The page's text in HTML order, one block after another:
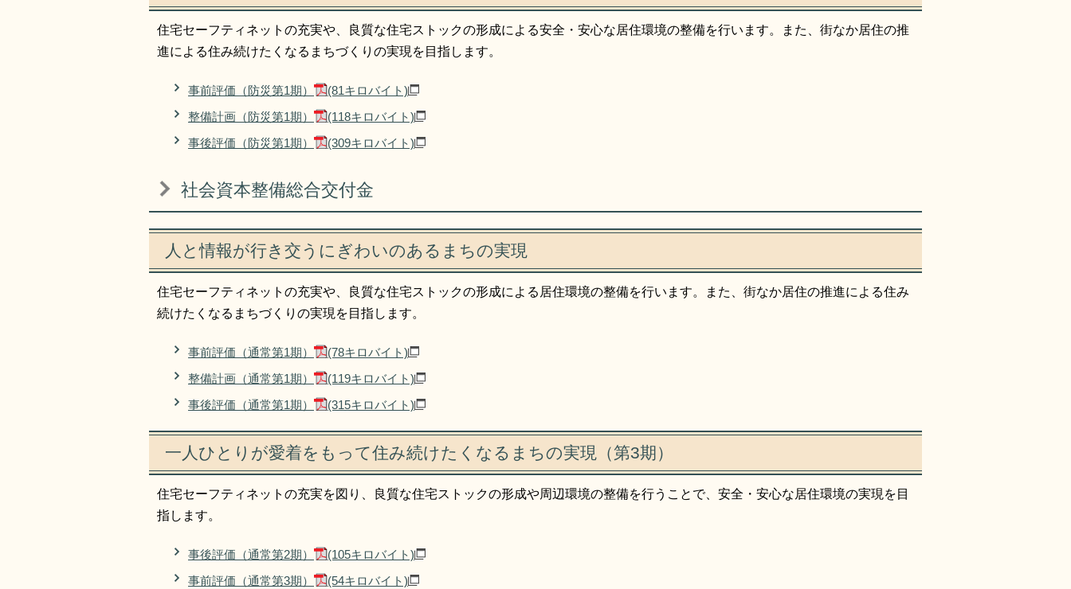
住宅セーフティネットの充実や、良質な住宅ストックの形成による安全・安心な居住環境の整備を行います。また、街なか居住の推
進による住み続けたくなるまちづくりの実現を目指します。
事前評価（防災第1期）
(81キロバイト)
整備計画（防災第1期）
(118キロバイト)
事後評価（防災第1期）
(309キロバイト)
社会資本整備総合交付金
人と情報が行き交うにぎわいのあるまちの実現
住宅セーフティネットの充実や、良質な住宅ストックの形成による居住環境の整備を行います。また、街なか居住の推進による住み
続けたくなるまちづくりの実現を目指します。
事前評価（通常第1期）
(78キロバイト)
整備計画（通常第1期）
(119キロバイト)
事後評価（通常第1期）
(315キロバイト)
一人ひとりが愛着をもって住み続けたくなるまちの実現（第3期）
住宅セーフティネットの充実を図り、良質な住宅ストックの形成や周辺環境の整備を行うことで、安全・安心な居住環境の実現を目
指します。
事後評価（通常第2期）
(105キロバイト)
事前評価（通常第3期）
(54キロバイト)